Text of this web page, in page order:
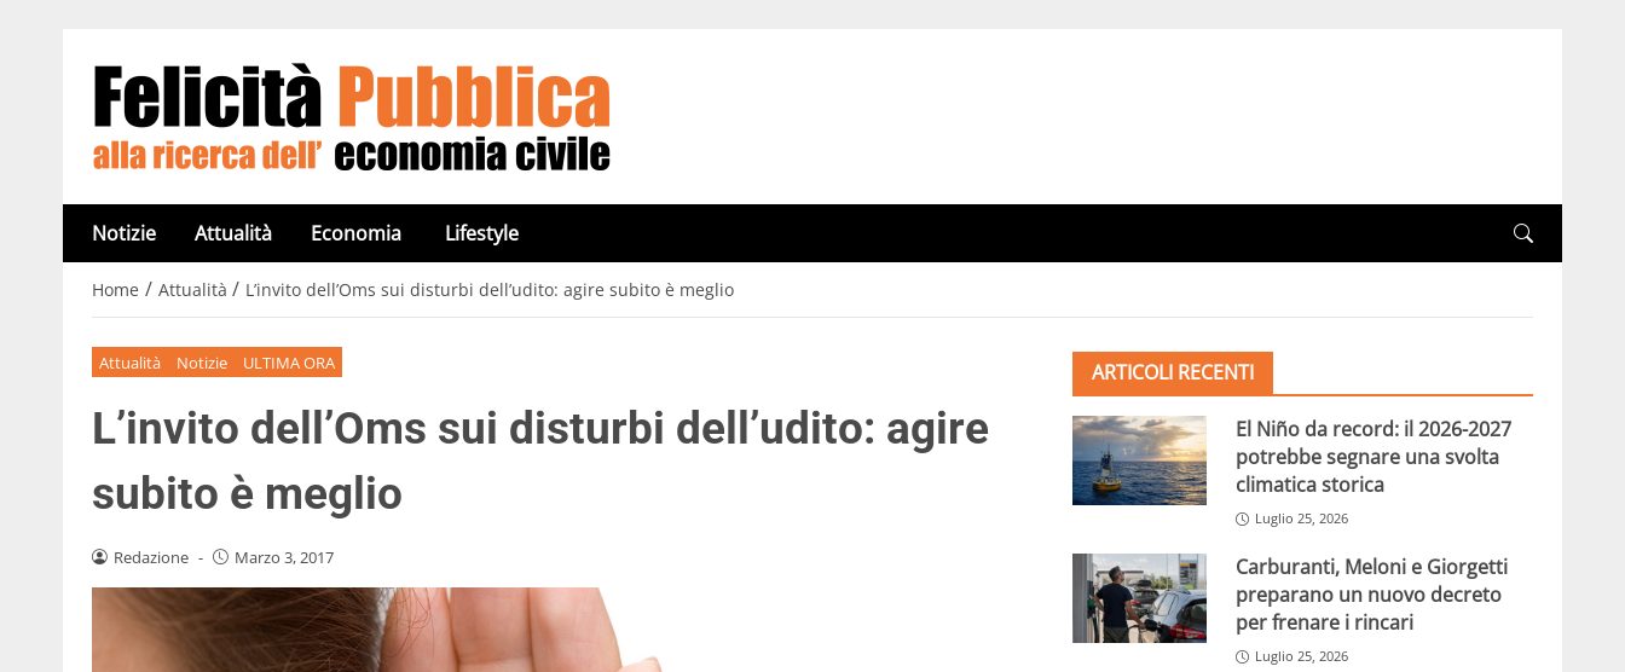
Notizie Attualità Economia Lifestyle
Home / Attualità / L’invito dell’Oms sui disturbi dell’udito: agire subito è meglio
Attualità Notizie ULTIMA ORA
L’invito dell’Oms sui disturbi dell’udito: agire
subito è meglio
Redazione - Marzo 3, 2017
ARTICOLI RECENTI
El Niño da record: il 2026-2027
potrebbe segnare una svolta
climatica storica
Luglio 25, 2026
Carburanti, Meloni e Giorgetti
preparano un nuovo decreto
per frenare i rincari
Luglio 25, 2026